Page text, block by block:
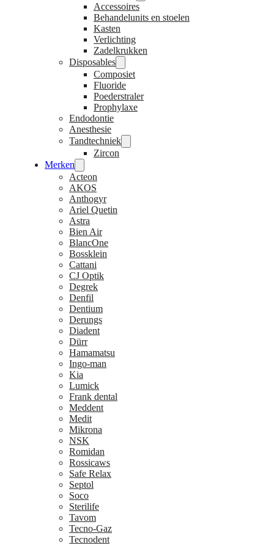
Accessoires
Behandelunits en stoelen
Kasten
Verlichting
Zadelkrukken
Disposables
Composiet
Fluoride
Poederstraler
Prophylaxe
Endodontie
Anesthesie
Tandtechniek
Zircon
Merken
Acteon
AKOS
Anthogyr
Ariel Quetin
Astra
Bien Air
BlancOne
Bossklein
Cattani
CJ Optik
Degrek
Denfil
Dentium
Derungs
Diadent
Dürr
Hamamatsu
Ingo-man
Kia
Lumick
Frank dental
Meddent
Medit
Mikrona
NSK
Romidan
Rossicaws
Safe Relax
Septol
Soco
Sterilife
Tavom
Tecno-Gaz
Tecnodent